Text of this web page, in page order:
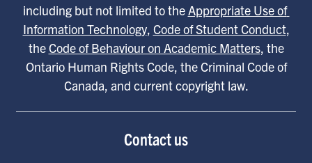
including but not limited to theAppropriate Use of
Information Technology, Code of Student Conduct,
theCode of Behaviour on Academic Matters, the
Ontario Human Rights Code, the Criminal Code of
Canada, and current copyright law.
Contact us